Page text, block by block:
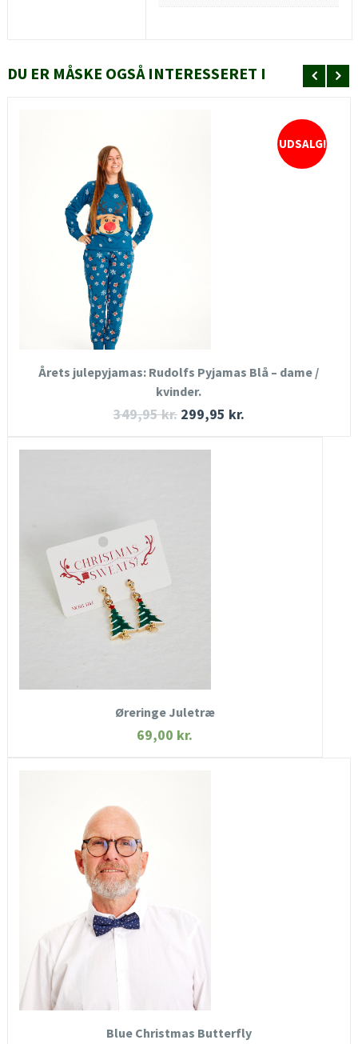
DU ER MÅSKE OGSÅ INTERESSERET I
UDSALG!
Årets julepyjamas: Rudolfs Pyjamas Blå – dame /
kvinder.
349,95kr. 299,95 kr.
SE MERE
Øreringe Juletræ
69,00 kr.
KØB NU
Blue Christmas Butterfly